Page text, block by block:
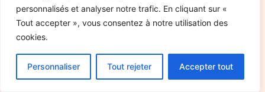
personnalisés et analyser notre trafic. En cliquant sur «
Tout accepter », vous consentez à notre utilisation des
cookies.
Personnaliser Tout rejeter Accepter tout